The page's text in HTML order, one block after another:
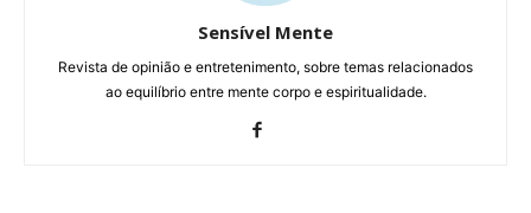
Sensível Mente
Revista de opinião e entretenimento, sobre temas relacionados
ao equilíbrio entre mente corpo e espiritualidade.